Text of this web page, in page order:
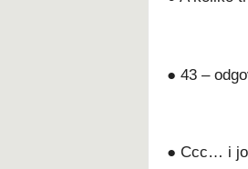
● 43 –
● Ccc… i